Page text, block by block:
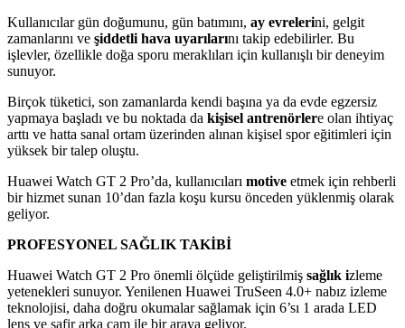
Kullanıcılar gün doğumunu, gün batımını, ay evrelerini, gelgit
zamanlarını ve şiddetli hava uyarılarını takip edebilirler. Bu
işlevler, özellikle doğa sporu meraklıları için kullanışlı bir deneyim
sunuyor.
Birçok tüketici, son zamanlarda kendi başına ya da evde egzersiz
yapmaya başladı ve bu noktada da kişisel antrenörlere olan ihtiyaç
arttı ve hatta sanal ortam üzerinden alınan kişisel spor eğitimleri için
yüksek bir talep oluştu.
Huawei Watch GT 2 Pro’da, kullanıcıları motive etmek için rehberli
bir hizmet sunan 10’dan fazla koşu kursu önceden yüklenmiş olarak
geliyor.
PROFESYONEL SAĞLIK TAKİBİ
Huawei Watch GT 2 Pro önemli ölçüde geliştirilmiş sağlık izleme
yetenekleri sunuyor. Yenilenen Huawei TruSeen 4.0+ nabız izleme
teknolojisi, daha doğru okumalar sağlamak için 6’sı 1 arada LED
lens ve safir arka cam ile bir araya geliyor.